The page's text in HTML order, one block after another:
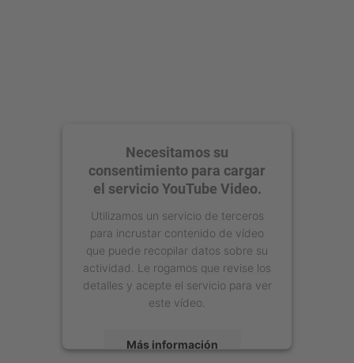
Necesitamos su
consentimiento para cargar
el servicio YouTube Video.
Utilizamos un servicio de terceros
para incrustar contenido de vídeo
que puede recopilar datos sobre su
actividad. Le rogamos que revise los
detalles y acepte el servicio para ver
este vídeo.
Más información